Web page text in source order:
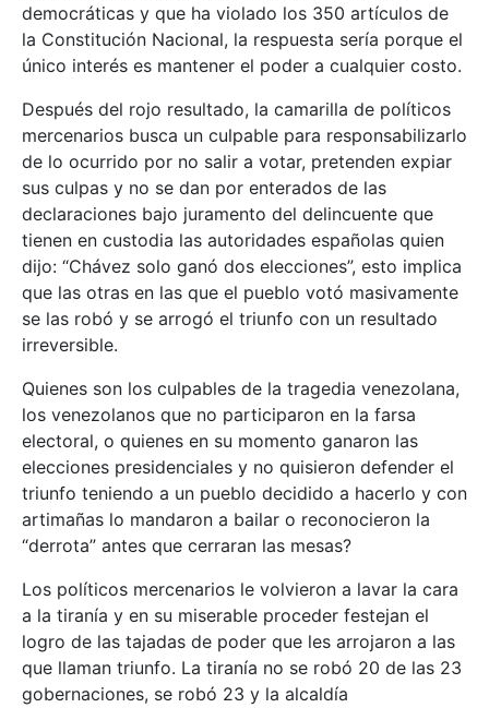
democráticas y que ha violado los 350 artículos de
la Constitución Nacional, la respuesta sería porque el
único interés es mantener el poder a cualquier costo.
Después del rojo resultado, la camarilla de políticos
mercenarios busca un culpable para responsabilizarlo
de lo ocurrido por no salir a votar, pretenden expiar
sus culpas y no se dan por enterados de las
declaraciones bajo juramento del delincuente que
tienen en custodia las autoridades españolas quien
dijo: “Chávez solo ganó dos elecciones”, esto implica
que las otras en las que el pueblo votó masivamente
se las robó y se arrogó el triunfo con un resultado
irreversible.
Quienes son los culpables de la tragedia venezolana,
los venezolanos que no participaron en la farsa
electoral, o quienes en su momento ganaron las
elecciones presidenciales y no quisieron defender el
triunfo teniendo a un pueblo decidido a hacerlo y con
artimañas lo mandaron a bailar o reconocieron la
“derrota” antes que cerraran las mesas?
Los políticos mercenarios le volvieron a lavar la cara
a la tiranía y en su miserable proceder festejan el
logro de las tajadas de poder que les arrojaron a las
que llaman triunfo. La tiranía no se robó 20 de las 23
gobernaciones, se robó 23 y la alcaldía